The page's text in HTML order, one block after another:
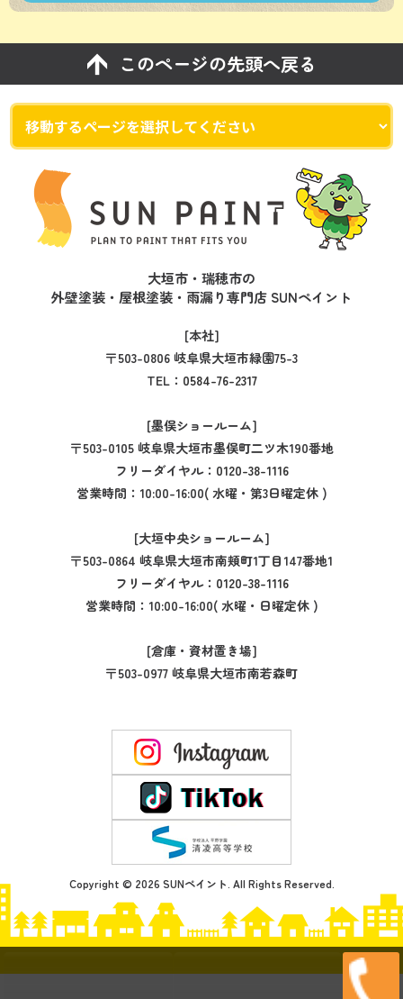
このページの先頭へ戻る
大垣市・瑞穂市の
外壁塗装・屋根塗装・雨漏り専門店 SUNペイント
[本社]
〒503-0806 岐阜県大垣市緑園75-3
TEL： 0584-76-2317
[墨俣ショールーム]
〒503-0105 岐阜県大垣市墨俣町二ツ木190番地
フリーダイヤル： 0120-38-1116
営業時間：10:00-16:00( 水曜・第3日曜定休 )
[大垣中央ショールーム]
〒503-0864 岐阜県大垣市南頬町1丁目147番地1
フリーダイヤル： 0120-38-1116
営業時間：10:00-16:00( 水曜・日曜定休 )
[倉庫・資材置き場]
〒503-0977 岐阜県大垣市南若森町
Copyright © 2026 SUNペイント. All Rights Reserved.